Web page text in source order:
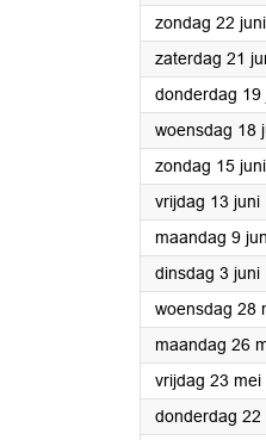
zondag 22 juni
zaterdag 21
donderdag 19
woensdag 18
zondag 15 juni
vrijdag 13 juni
maandag 9
dinsdag 3 juni
woensdag 28
maandag 26
vrijdag 23 mei
donderdag 22